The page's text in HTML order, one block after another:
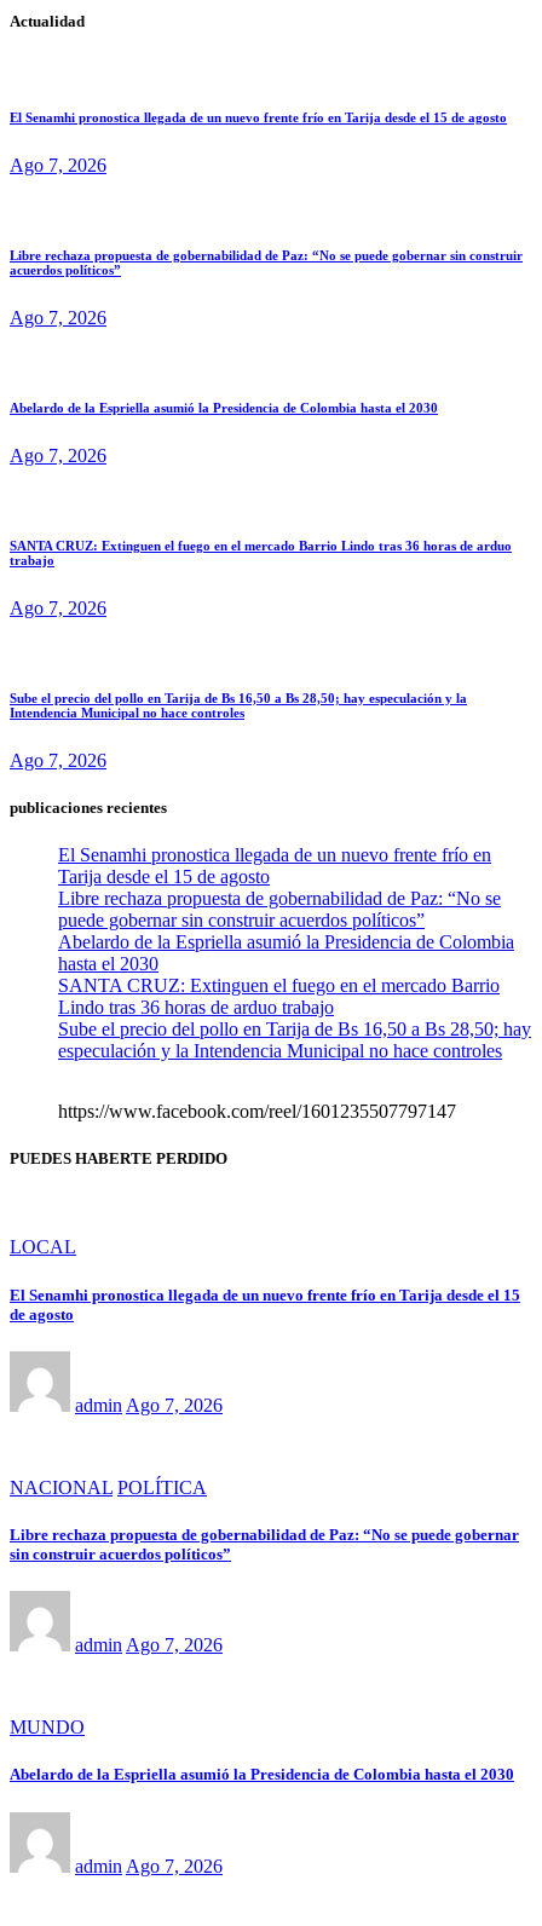
Actualidad
El Senamhi pronostica llegada de un nuevo frente frío en Tarija desde el 15 de agosto
Ago 7, 2026
Libre rechaza propuesta de gobernabilidad de Paz: “No se puede gobernar sin construir
acuerdos políticos”
Ago 7, 2026
Abelardo de la Espriella asumió la Presidencia de Colombia hasta el 2030
Ago 7, 2026
SANTA CRUZ: Extinguen el fuego en el mercado Barrio Lindo tras 36 horas de arduo
trabajo
Ago 7, 2026
Sube el precio del pollo en Tarija de Bs 16,50 a Bs 28,50; hay especulación y la
Intendencia Municipal no hace controles
Ago 7, 2026
publicaciones recientes
El Senamhi pronostica llegada de un nuevo frente frío en
Tarija desde el 15 de agosto
Libre rechaza propuesta de gobernabilidad de Paz: “No se
puede gobernar sin construir acuerdos políticos”
Abelardo de la Espriella asumió la Presidencia de Colombia
hasta el 2030
SANTA CRUZ: Extinguen el fuego en el mercado Barrio
Lindo tras 36 horas de arduo trabajo
Sube el precio del pollo en Tarija de Bs 16,50 a Bs 28,50; hay
especulación y la Intendencia Municipal no hace controles
https://www.facebook.com/reel/1601235507797147
PUEDES HABERTE PERDIDO
LOCAL
El Senamhi pronostica llegada de un nuevo frente frío en Tarija desde el 15
de agosto
admin Ago 7, 2026
NACIONAL POLÍTICA
Libre rechaza propuesta de gobernabilidad de Paz: “No se puede gobernar
sin construir acuerdos políticos”
admin Ago 7, 2026
MUNDO
Abelardo de la Espriella asumió la Presidencia de Colombia hasta el 2030
admin Ago 7, 2026